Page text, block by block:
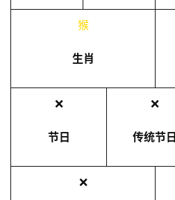
猴
生肖
❌
节日
❌
传统节日
❌